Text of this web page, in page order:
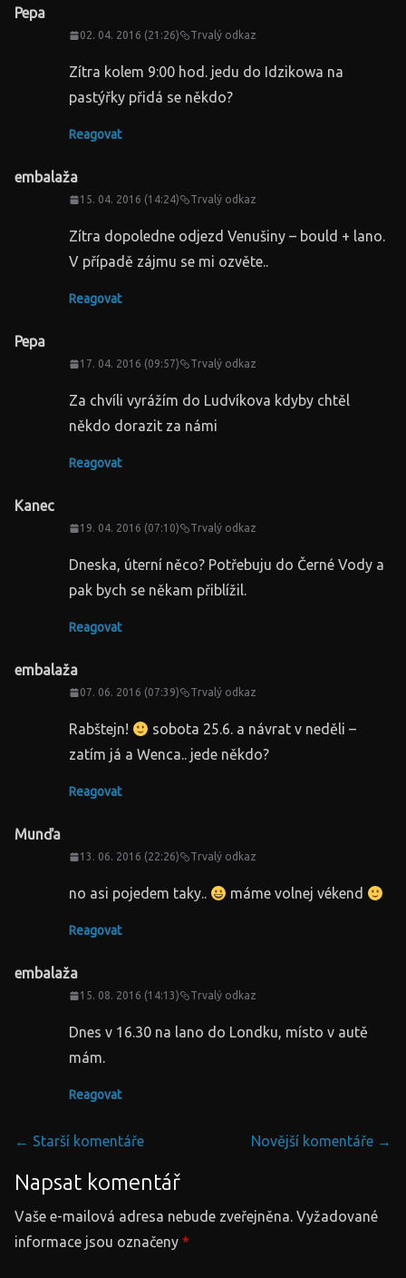
Pepa
02. 04. 2016 (21:26) Trvalý odkaz
Zítra kolem 9:00 hod. jedu do Idzikowa na
pastýřky přidá se někdo?
Reagovat
embalaža
15. 04. 2016 (14:24) Trvalý odkaz
Zítra dopoledne odjezd Venušiny – bould + lano.
V případě zájmu se mi ozvěte..
Reagovat
Pepa
17. 04. 2016 (09:57) Trvalý odkaz
Za chvíli vyrážím do Ludvíkova kdyby chtěl
někdo dorazit za námi
Reagovat
Kanec
19. 04. 2016 (07:10) Trvalý odkaz
Dneska, úterní něco? Potřebuju do Černé Vody a
pak bych se někam přiblížil.
Reagovat
embalaža
07. 06. 2016 (07:39) Trvalý odkaz
Rabštejn!
sobota 25.6. a návrat v neděli –
zatím já a Wenca.. jede někdo?
Reagovat
Munďa
13. 06. 2016 (22:26) Trvalý odkaz
no asi pojedem taky.. máme volnej vékend
Reagovat
embalaža
15. 08. 2016 (14:13) Trvalý odkaz
Dnes v 16.30 na lano do Londku, místo v autě
mám.
Reagovat
Navigace
komentářích
← Starší komentáře Novější komentáře →
Napsat komentář
Vaše e-mailová adresa nebude zveřejněna. Vyžadované
informace jsou označeny *